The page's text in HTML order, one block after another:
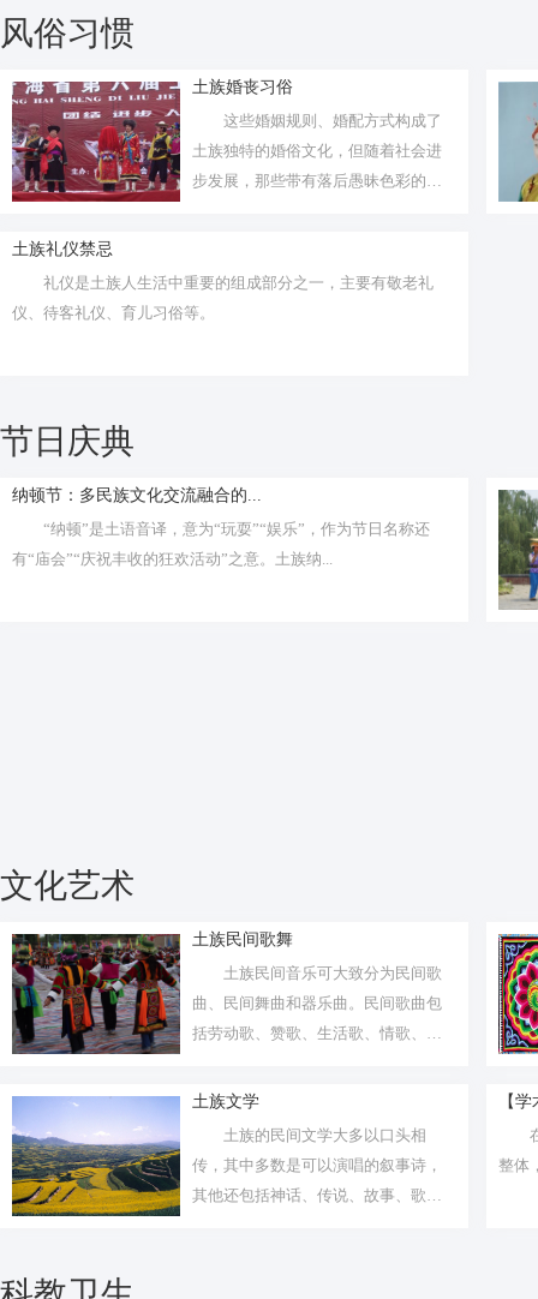
风俗习惯
土族婚丧习俗
这些婚姻规则、婚配方式构成了
土族独特的婚俗文化，但随着社会进
步发展，那些带有落后愚昧色彩的婚
土族礼仪禁忌
礼仪是土族人生活中重要的组成部分之一，主要有敬老礼
仪、待客礼仪、育儿习俗等。
节日庆典
纳顿节：多民族文化交流融合的...
“纳顿”是土语音译，意为“玩耍”“娱乐”，作为节日名称还
有“庙会”“庆祝丰收的狂欢活动”之意。土族纳...
文化艺术
土族民间歌舞
土族民间音乐可大致分为民间歌
曲、民间舞曲和器乐曲。民间歌曲包
括劳动歌、赞歌、生活歌、情歌、仪
土族文学
土族的民间文学大多以口头相
传，其中多数是可以演唱的叙事诗，
其他还包括神话、传说、故事、歌
【
整体